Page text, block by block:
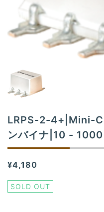
LRPS-2-4+|Mini-
ンバイナ|10 -
¥4,180
SOLD OUT